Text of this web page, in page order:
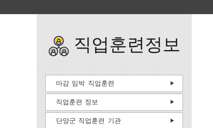
직업훈련정보
마감 임박 직업훈련
직업훈련 정보
단양군 직업훈련 기관